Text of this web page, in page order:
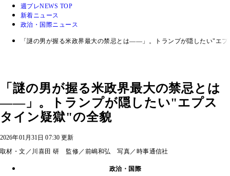
週プレNEWS TOP
新着ニュース
政治・国際ニュース
「謎の男が握る米政界最大の禁忌とは――」。トランプが隠したい"エ
「謎の男が握る米政界最大の禁忌とは
――」。トランプが隠したい"エプス
タイン疑獄"の全貌
2026年01月31日 07:30 更新
取材・文／川喜田 研 監修／前嶋和弘 写真／時事通信社
政治・国際